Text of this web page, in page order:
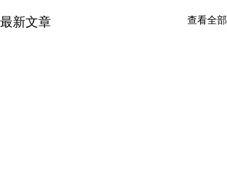
最新文章 查看全部